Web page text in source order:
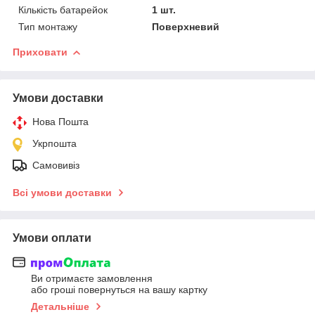
Кількість батарейок
1 шт.
Тип монтажу
Поверхневий
Приховати
Умови доставки
Нова Пошта
Укрпошта
Самовивіз
Всі умови доставки
Умови оплати
Ви отримаєте замовлення
або гроші повернуться на вашу картку
Детальніше